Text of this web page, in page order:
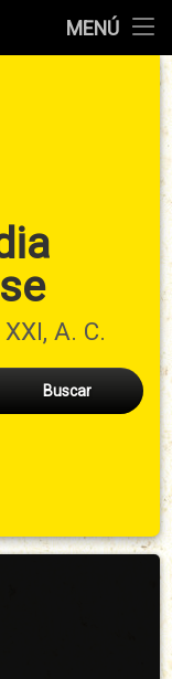
MENÚ
A. C.